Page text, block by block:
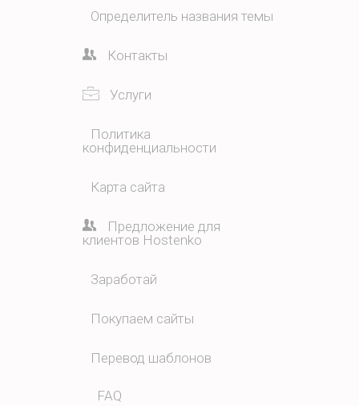
Определитель названия темы
Контакты
Услуги
Политика
конфиденциальности
Карта сайта
Предложение для
клиентов Hostenko
Заработай
Покупаем сайты
Перевод шаблонов
FAQ